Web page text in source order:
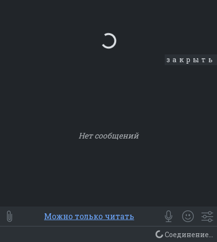
Loading...
закрыть
Нет сообщений
⭐ Мои Smile
😀 Emoji
Смайлики
Люди Животные Еда Объекты
Можно только читать
Соединение...